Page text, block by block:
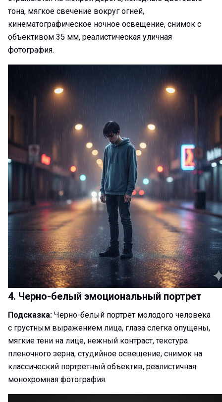
тона, мягкое свечение вокруг огней,
кинематографическое ночное освещение, снимок с
объективом 35 мм, реалистическая уличная
фотография.
4. Черно-белый эмоциональный портрет
Подсказка: Черно-белый портрет молодого человека
с грустным выражением лица, глаза слегка опущены,
мягкие тени на лице, нежный контраст, текстура
пленочного зерна, студийное освещение, снимок на
классический портретный объектив, реалистичная
монохромная фотография.